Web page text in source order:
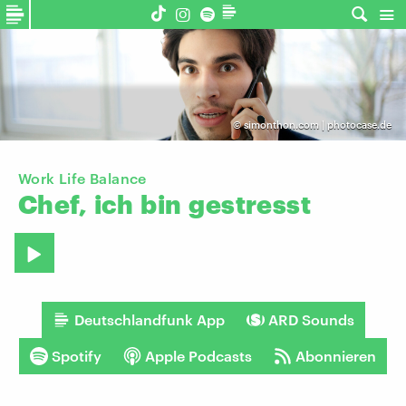
©simonthon.com | photocase.de
Work Life Balance
Chef, ich bin gestresst
Deutschlandfunk App ARD Sounds
Spotify Apple Podcasts Abonnieren